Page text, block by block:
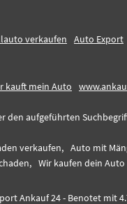
verkaufen Auto Export
kauft mein Auto
den aufgeführten
verkaufen, Auto mit
Wir kaufen dein
Ankauf 24- Benotet mit